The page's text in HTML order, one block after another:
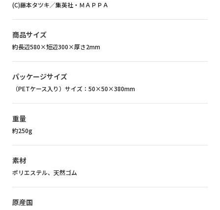
(C)藤本タツキ／集英社・ＭＡＰＰＡ
商品サイズ
約長辺580×短辺300×厚さ2mm
パッケージサイズ
（PETケース入り）サイズ：50×50×380mm
重量
約250g
素材
ポリエステル、天然ゴム
原産国